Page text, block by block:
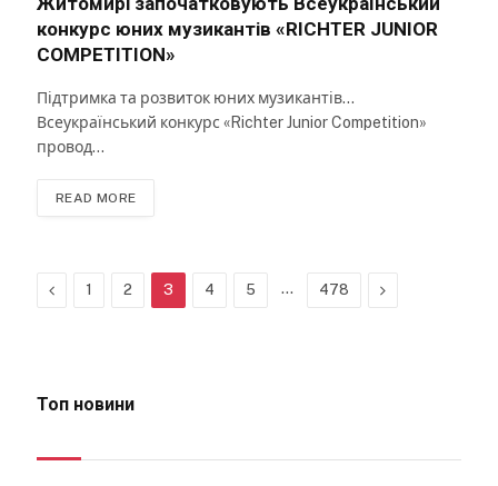
конкурс юних музикантів «RICHTER JUNIOR
COMPETITION»
Підтримка та розвиток юних музикантів…
Всеукраїнський конкурс «Richter Junior Competition»
провод…
READ MORE
Previous
1 2 3 4 5 … 478 Next
Топ новини